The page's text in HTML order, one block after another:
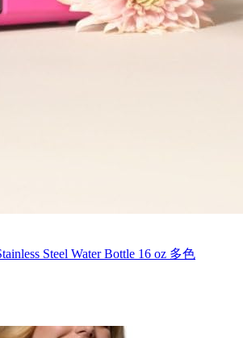
Steel Water Bottle 16 oz 多色